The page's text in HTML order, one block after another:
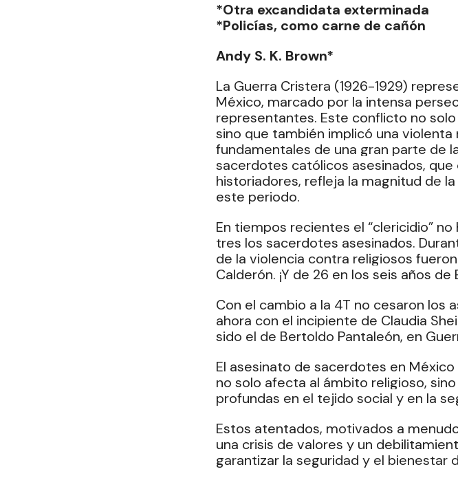
*Otra excandidata exterminada
*Policías, como carne de cañón
Andy S. K. Brown*
La Guerra Cristera (1926-1929)
México, marcado por la intensa
representantes. Este conflicto no
sino que también implicó una
fundamentales de una gran parte de
sacerdotes católicos asesinados,
historiadores, refleja la magnitud de
este periodo.
En tiempos recientes el “clericidio”
tres los sacerdotes asesinados.
de la violencia contra religiosos
Calderón. ¡Y de 26 en los seis años de
Con el cambio a la 4T no cesaron los
ahora con el incipiente de Claudia
sido el de Bertoldo Pantaleón, en
El asesinato de sacerdotes en
no solo afecta al ámbito religioso,
profundas en el tejido social y en la
Estos atentados, motivados a
una crisis de valores y un
garantizar la seguridad y el bienestar